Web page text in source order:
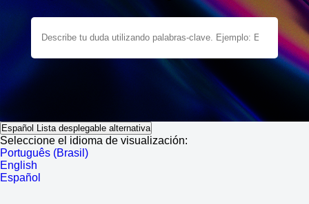
Español Lista desplegable alternativa
Seleccione el idioma de visualización:
Português (Brasil)
English
Español